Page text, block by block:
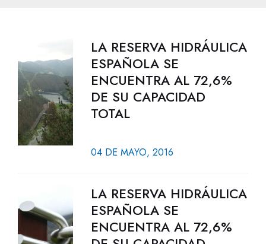
LA RESERVA HIDRÁULICA
ESPAÑOLA SE
ENCUENTRA AL 72,6%
DE SU CAPACIDAD
TOTAL
04 DE MAYO, 2016
LA RESERVA HIDRÁULICA
ESPAÑOLA SE
ENCUENTRA AL 72,6%